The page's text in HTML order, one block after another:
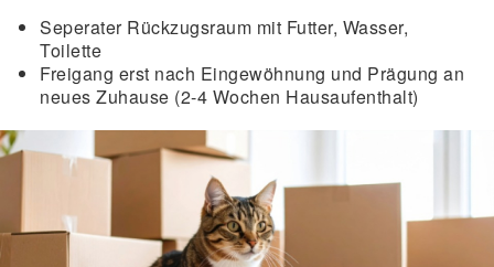
Seperater Rückzugsraum mit Futter, Wasser,
Toilette
Freigang erst nach Eingewöhnung und Prägung an
neues Zuhause (2-4 Wochen Hausaufenthalt)